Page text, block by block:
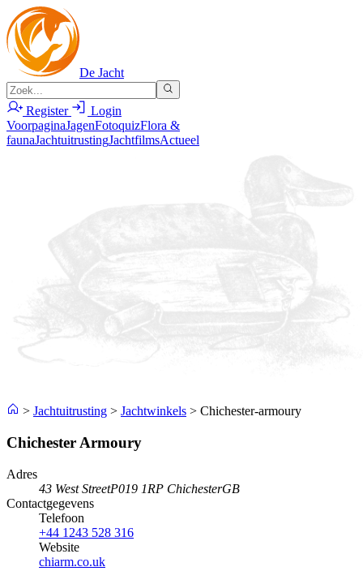
De Jacht
Register
Login
VoorpaginaJagenFotoquizFlora &
faunaJachtuitrustingJachtfilmsActueel
> Jachtuitrusting > Jachtwinkels > Chichester-armoury
Chichester Armoury
Adres
43 West StreetP019 1RP ChichesterGB
Contactgegevens
Telefoon
+44 1243 528 316
Website
chiarm.co.uk